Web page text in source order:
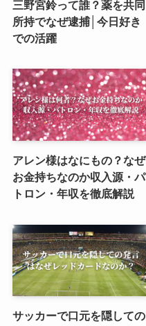
三野宮鈴って誰？薬を共同
所持でなぜ逮捕│今日好き
での活躍
アレン様はなにもの？なぜ
お金持ちなのか収入源・パ
トロン・年収を徹底解説
サッカーで口元を隠しての